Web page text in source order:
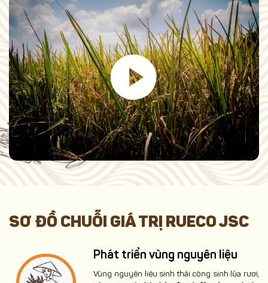
SƠ ĐỒ CHUỖI GIÁ TRỊ RUECO JSC
Phát triển vùng nguyên liệu
Vùng nguyên liệu sinh thái cộng sinh lúa rươi,